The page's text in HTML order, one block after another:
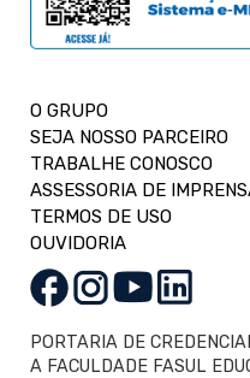
O GRUPO
SEJA NOSSO PARCEIRO
TRABALHE CONOSCO
ASSESSORIA DE
TERMOS DE USO
OUVIDORIA
PORTARIA DE
A FACULDADE FASUL